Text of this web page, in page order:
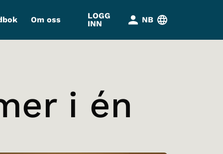
Om oss
LOGG
INN
NB
i én